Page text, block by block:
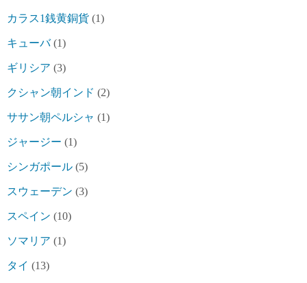
カラス1銭黄銅貨 (1)
キューバ(1)
ギリシア (3)
クシャン朝インド (2)
ササン朝ペルシャ (1)
ジャージー (1)
シンガポール (5)
スウェーデン (3)
スペイン (10)
ソマリア (1)
タイ (13)